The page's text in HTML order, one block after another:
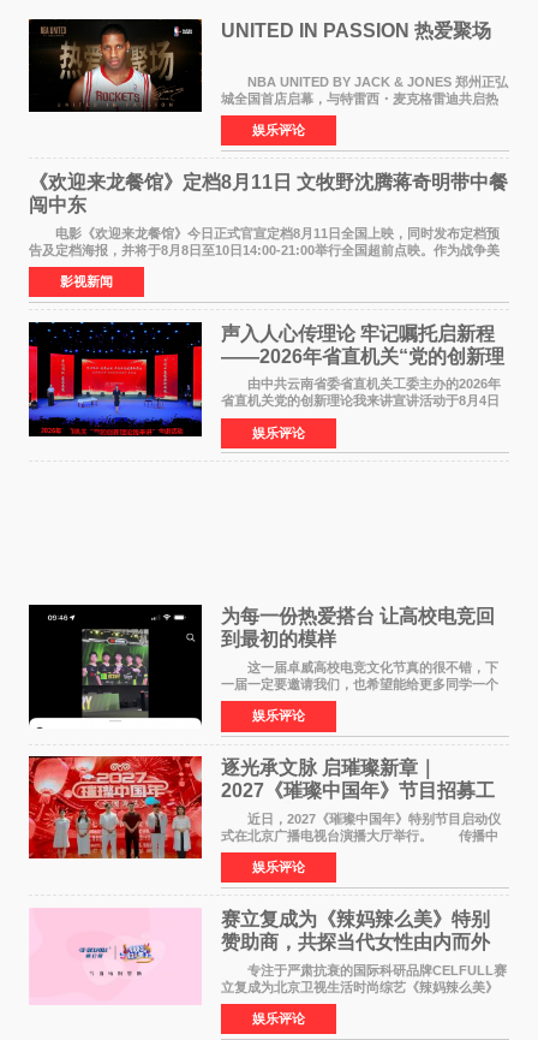
UNITED IN PASSION 热爱聚场
NBA UNITED BY JACK & JONES 郑州正弘
城全国首店启幕，与特雷西・麦克格雷迪共启热
爱 2026 年7 月21 日，
NBAUNITEDBYJACK&JONES 全国首店，于郑
州正弘城正式启幕。NBA 传奇球星
娱乐评论
《欢迎来龙餐馆》定档8月11日 文牧野沈腾蒋奇明带中餐
闯中东
电影《欢迎来龙餐馆》今日正式官宣定档8月11日全国上映，同时发布定档预
告及定档海报，并将于8月8日至10日14:00-21:00举行全国超前点映。作为战争美
食大片，影片讲述的是中国厨师徐福（沈腾
影视新闻
声入人心传理论 牢记嘱托启新程
——2026年省直机关“党的创新理
论我来讲”宣讲活动圆满落幕
由中共云南省委省直机关工委主办的2026年
省直机关党的创新理论我来讲宣讲活动于8月4日
至5日在昆明举办。活动以 "牢记嘱托 感恩奋进
开创云南发展新局面 "为主题，坚持以新时代中国
特色社会主义
娱乐评论
为每一份热爱搭台 让高校电竞回
到最初的模样
这一届卓威高校电竞文化节真的很不错，下
一届一定要邀请我们，也希望能给更多同学一个
来到现场的机会。 2026卓威高校电竞文化节
已经落下帷幕，在活动结束后，仍有不少高校电
竞社负责人和现
娱乐评论
逐光承文脉 启璀璨新章｜
2027《璀璨中国年》节目招募工
作圆满启动
近日，2027《璀璨中国年》特别节目启动仪
式在北京广播电视台演播大厅举行。 传播中
华优秀传统文化，弘扬纯正国风艺术，打造高规
格、高质感、正能量的文艺盛典，是璀璨中国年
矢志不渝的初心
娱乐评论
赛立复成为《辣妈辣么美》特别
赞助商，共探当代女性由内而外
活力美
专注于严肃抗衰的国际科研品牌CELFULL赛
立复成为北京卫视生活时尚综艺《辣妈辣么美》
的特别赞助商,明星辣妈袁咏仪倾情参与，向广大
都市女性传递健康生活新主张，寄语当代女性在
娱乐评论